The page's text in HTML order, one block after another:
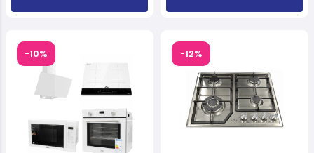
-10% -12%